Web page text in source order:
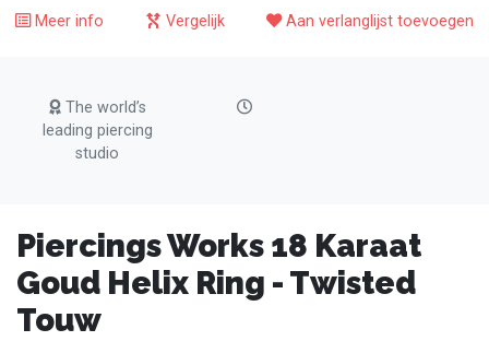
Meer info Vergelijk Aan verlanglijst toevoegen
The world’s
leading piercing
studio
Piercings Works 18 Karaat
Goud Helix Ring - Twisted
Touw